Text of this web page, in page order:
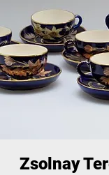
Zsolnay